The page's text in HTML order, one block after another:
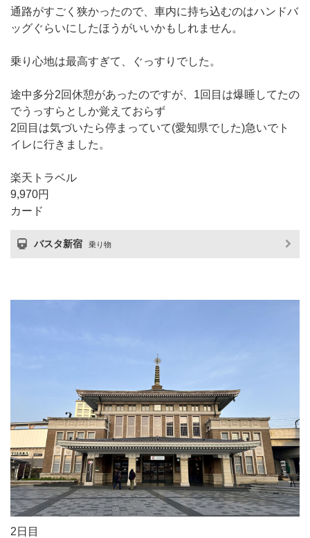
通路がすごく狭かったので、車内に持ち込むのはハンドバ
ッグぐらいにしたほうがいいかもしれません。
乗り心地は最高すぎて、ぐっすりでした。
途中多分2回休憩があったのですが、1回目は爆睡してたの
でうっすらとしか覚えておらず
2回目は気づいたら停まっていて(愛知県でした)急いでト
イレに行きました。
楽天トラベル
9,970円
カード
バスタ新宿 乗り物
2日目